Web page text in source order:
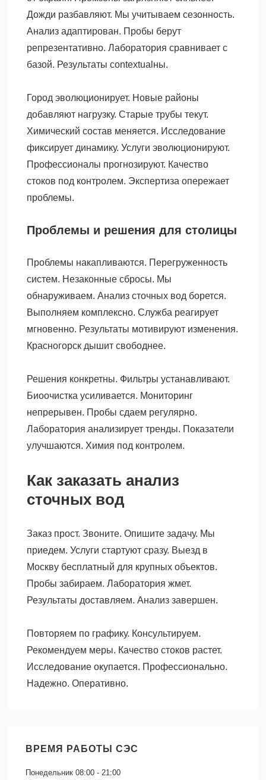
Дожди разбавляют. Мы учитываем сезонность.
Анализ адаптирован. Пробы берут
репрезентативно. Лаборатория сравнивает с
базой. Результаты contextualны.
Город эволюционирует. Новые районы
добавляют нагрузку. Старые трубы текут.
Химический состав меняется. Исследование
фиксирует динамику. Услуги эволюционируют.
Профессионалы прогнозируют. Качество
стоков под контролем. Экспертиза опережает
проблемы.
Проблемы и решения для столицы
Проблемы накапливаются. Перегруженность
систем. Незаконные сбросы. Мы
обнаруживаем. Анализ сточных вод борется.
Выполняем комплексно. Служба реагирует
мгновенно. Результаты мотивируют изменения.
Красногорск дышит свободнее.
Решения конкретны. Фильтры устанавливают.
Биоочистка усиливается. Мониторинг
непрерывен. Пробы сдаем регулярно.
Лаборатория анализирует тренды. Показатели
улучшаются. Химия под контролем.
Как заказать анализ
сточных вод
Заказ прост. Звоните. Опишите задачу. Мы
приедем. Услуги стартуют сразу. Выезд в
Москву бесплатный для крупных объектов.
Пробы забираем. Лаборатория жмет.
Результаты доставляем. Анализ завершен.
Повторяем по графику. Консультируем.
Рекомендуем меры. Качество стоков растет.
Исследование окупается. Профессионально.
Надежно. Оперативно.
ВРЕМЯ РАБОТЫ СЭС
Понедельник 08:00 - 21:00